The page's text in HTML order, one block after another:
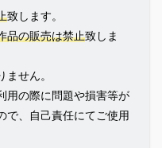
致します。
品の販売は禁止致しま
ません。
用の際に問題や損害等が
で、自己責任にてご使用